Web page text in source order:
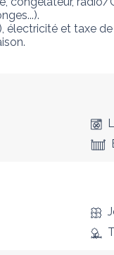
électricité et taxe